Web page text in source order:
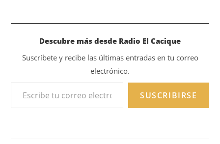
Descubre más desde Radio El Cacique
Suscríbete y recibe las últimas entradas en tu correo
electrónico.
SUSCRIBIRSE